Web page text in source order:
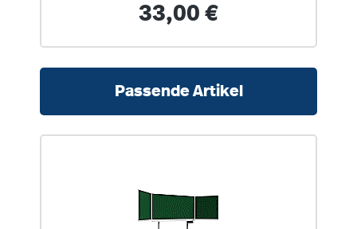
Regulärer Preis:
33,00 €
Passende Artikel